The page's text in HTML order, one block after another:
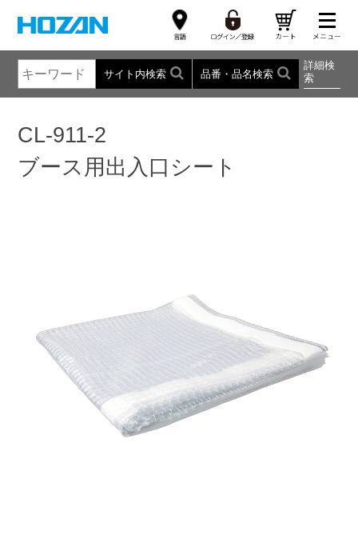
サイト内検索 品番・品名検索
詳細検
索
CL-911-2
ブース用出入口シート